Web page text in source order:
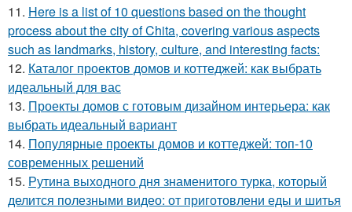
11. Here is a list of 10 questions based on the thought
process about the city of Chita, covering various aspects
such as landmarks, history, culture, and interesting facts:
12. Каталог проектов домов и коттеджей: как выбрать
идеальный для вас
13. Проекты домов с готовым дизайном интерьера: как
выбрать идеальный вариант
14. Популярные проекты домов и коттеджей: топ-10
современных решений
15. Рутина выходного дня знаменитого турка, который
делится полезными видео: от приготовлени еды и шитья